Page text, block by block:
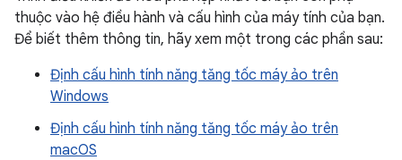
thuộc vào hệ điều hành và cấu hình của máy tính của bạn.
Để biết thêm thông tin, hãy xem một trong các phần sau:
Định cấu hình tính năng tăng tốc máy ảo trên
Windows
Định cấu hình tính năng tăng tốc máy ảo trên
macOS